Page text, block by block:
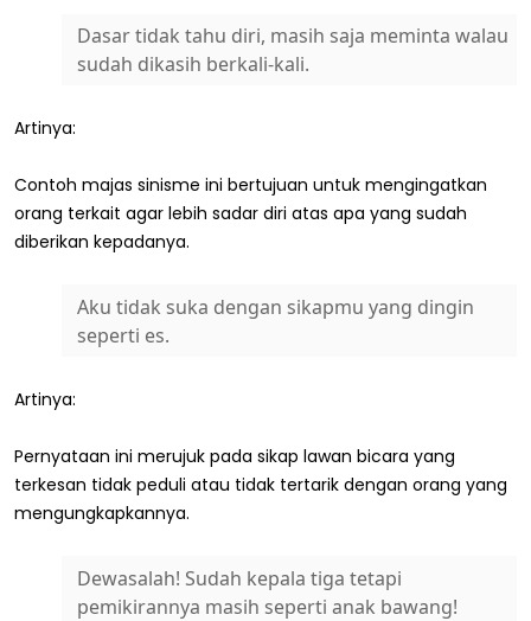
Dasar tidak tahu diri, masih saja meminta walau
sudah dikasih berkali-kali.
Artinya:
Contoh majas sinisme ini bertujuan untuk mengingatkan
orang terkait agar lebih sadar diri atas apa yang sudah
diberikan kepadanya.
Aku tidak suka dengan sikapmu yang dingin
seperti es.
Artinya:
Pernyataan ini merujuk pada sikap lawan bicara yang
terkesan tidak peduli atau tidak tertarik dengan orang yang
mengungkapkannya.
Dewasalah! Sudah kepala tiga tetapi
pemikirannya masih seperti anak bawang!